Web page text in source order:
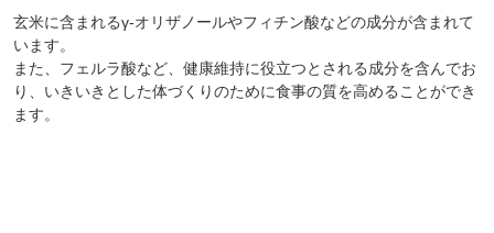
玄米に含まれるγ-オリザノールやフィチン酸などの成分が含まれて
います。
また、フェルラ酸など、健康維持に役立つとされる成分を含んでお
り、いきいきとした体づくりのために食事の質を高めることができ
ます。